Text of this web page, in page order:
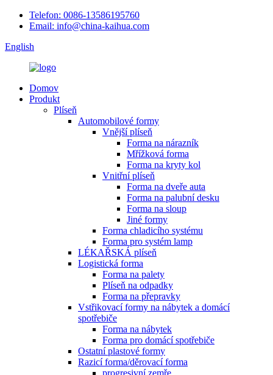
Telefon: 0086-13586195760
Email: info@china-kaihua.com
English
Domov
Produkt
Plíseň
Automobilové formy
Vnější plíseň
Forma na nárazník
Mřížková forma
Forma na kryty kol
Vnitřní plíseň
Forma na dveře auta
Forma na palubní desku
Forma na sloup
Jiné formy
Forma chladicího systému
Forma pro systém lamp
LÉKAŘSKÁ plíseň
Logistická forma
Forma na palety
Plíseň na odpadky
Forma na přepravky
Vstřikovací formy na nábytek a domácí
spotřebiče
Forma na nábytek
Forma pro domácí spotřebiče
Ostatní plastové formy
Razicí forma/děrovací forma
progresivní zemře